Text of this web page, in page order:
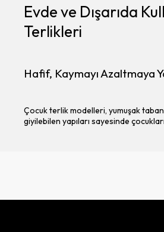
Evde ve Dışarıda
Terlikleri
Hafif, Kaymayı Azaltmaya
Çocuk terlik modelleri, yumuşak taban
giyilebilen yapıları sayesinde